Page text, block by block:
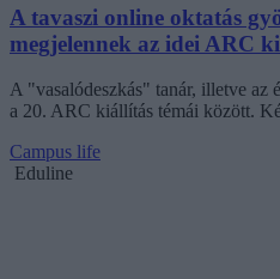
A tavaszi online oktatás
megjelennek az idei ARC
A "vasalódeszkás" tanár, illetve az
a 20. ARC kiállítás témái között.
Campus life
Eduline